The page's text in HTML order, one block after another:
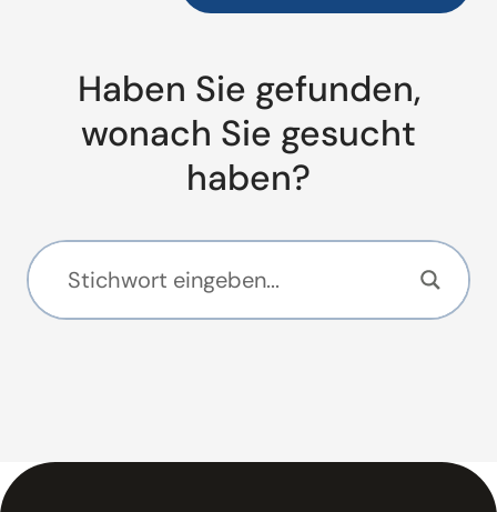
Haben Sie gefunden,
wonach Sie gesucht
haben?